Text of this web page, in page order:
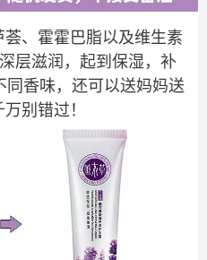
、霍霍巴脂以及维生素
层滋润，起到保湿，补
香味，还可以送妈妈送
别错过！